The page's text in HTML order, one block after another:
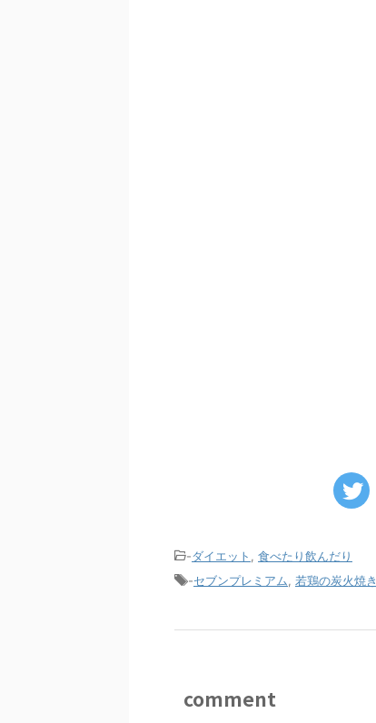
-ダイエット
食べたり飲んだり
-セブンプレミアム 若鶏の炭火焼き
comment